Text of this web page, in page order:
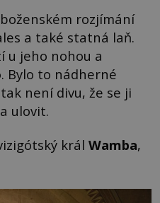
rozjímání
a také statná laň.
u jeho nohou a
Bylo to nádherné
není divu, že se ji
ulovit.
král Wamba,